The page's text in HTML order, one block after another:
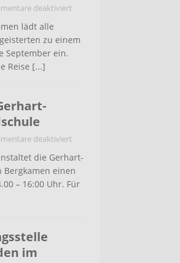
deaktiviert
lädt alle
zu einem
September ein.
Reise [...]
deaktiviert
die Gerhart-
einen
– 16:00 Uhr. Für
im